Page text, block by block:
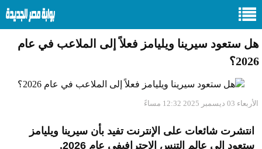
هل ستعود سيرينا ويليامز فعلاً إلى الملاعب في عام
2026؟
الأربعاء 03 ديسمبر 2025 12:32 مساءً
انتشرت شائعات على الإنترنت تفيد بأن سيرينا ويليامز
ستعود إلى عالم التنس الاحترافيفي عام 2026.